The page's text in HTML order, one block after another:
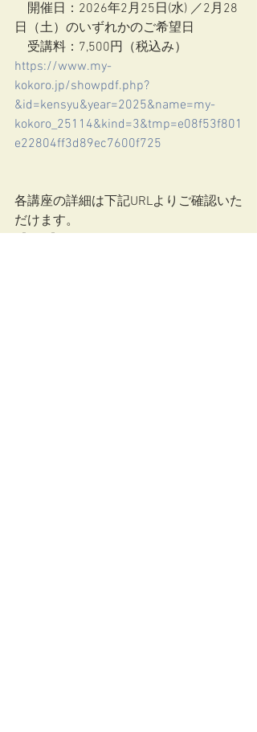
開催日：2026年2月25日(水) ／2月28
日（土）のいずれかのご希望日
受講料：7,500円（税込み）
https://www.my-
kokoro.jp/showpdf.php?
&id=kensyu&year=2025&name=my-
kokoro_25114&kind=3&tmp=e08f53f801
e22804ff3d89ec7600f725
各講座の詳細は下記URLよりご確認いた
だけます。